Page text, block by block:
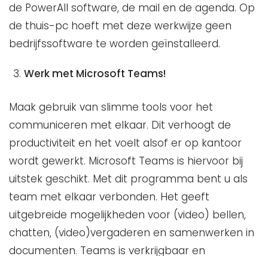
de PowerAll software, de mail en de agenda. Op
de thuis-pc hoeft met deze werkwijze geen
bedrijfssoftware te worden geïnstalleerd.
Werk met Microsoft Teams!
Maak gebruik van slimme tools voor het
communiceren met elkaar. Dit verhoogt de
productiviteit en het voelt alsof er op kantoor
wordt gewerkt. Microsoft Teams is hiervoor bij
uitstek geschikt. Met dit programma bent u als
team met elkaar verbonden. Het geeft
uitgebreide mogelijkheden voor (video) bellen,
chatten, (video)vergaderen en samenwerken in
documenten. Teams is verkrijgbaar en